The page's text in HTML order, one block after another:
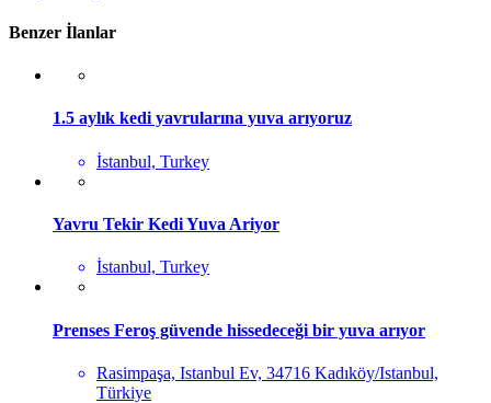
Benzer İlanlar
1.5 aylık kedi yavrularına yuva arıyoruz
İstanbul, Turkey
Yavru Tekir Kedi Yuva Ariyor
İstanbul, Turkey
Prenses Feroş güvende hissedeceği bir yuva arıyor
Rasimpaşa, Istanbul Ev, 34716 Kadıköy/Istanbul,
Türkiye